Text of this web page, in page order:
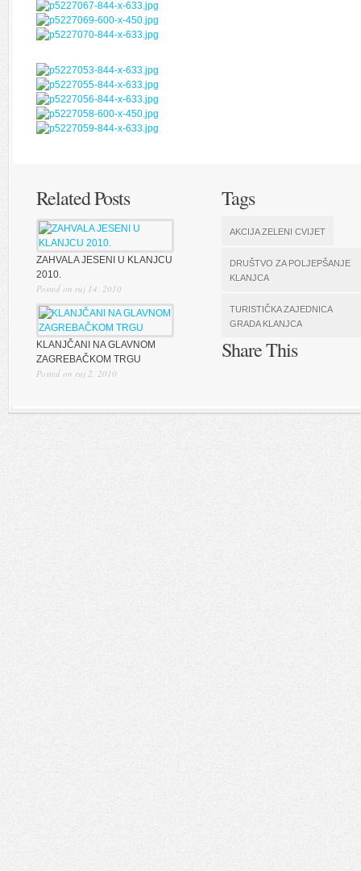
Related Posts
ZAHVALA JESENI U KLANJCU
2010.
Posted on ruj 14, 2010
KLANJČANI NA GLAVNOM
ZAGREBAČKOM TRGU
Posted on ruj 2, 2010
Tags
AKCIJA ZELENI CVIJET
DRUŠTVO ZA POLJEPŠANJE
KLANJCA
TURISTIČKA ZAJEDNICA
GRADA KLANJCA
Share This